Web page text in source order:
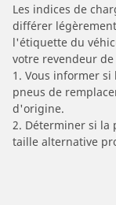
Les indices de
différer
l'étiquette du
votre revendeur
1. Vous informer
pneus de
d'origine.
2. Déterminer si la
taille alternative